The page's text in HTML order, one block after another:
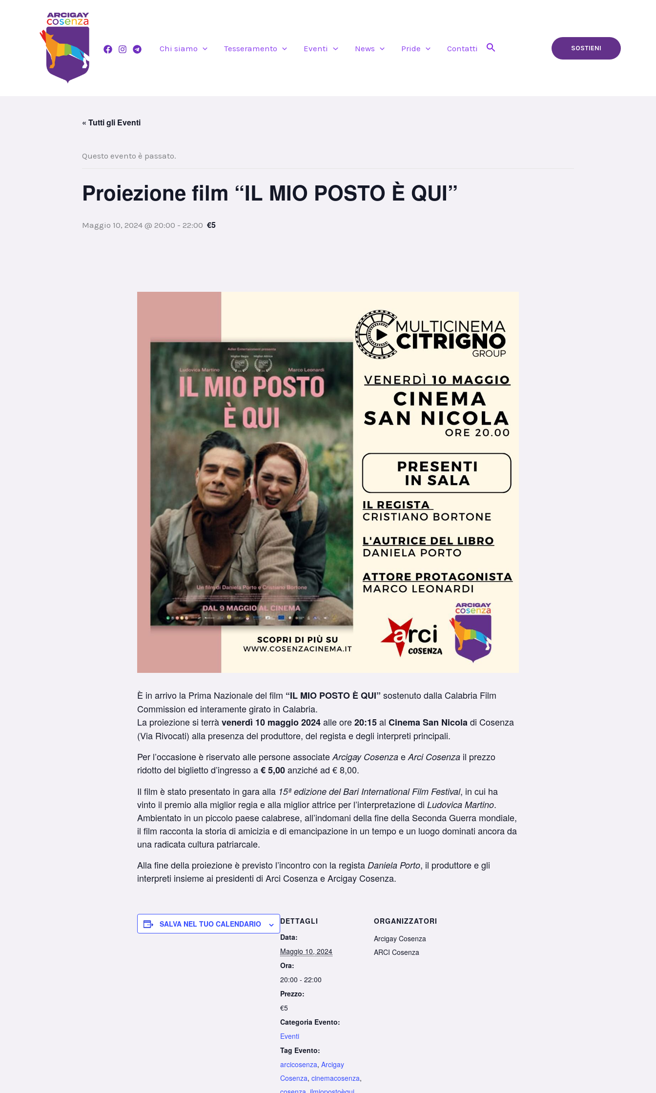
Chi siamo
Tesseramento Eventi News Pride Contatti SOSTIENI
« Tutti gli Eventi
Questo evento è passato.
Proiezione film “IL MIO POSTO È QUI”
Maggio 10, 2024 @ 20:00 - 22:00 €5
È in arrivo la Prima Nazionale del film “IL MIO POSTO È QUI” sostenuto dalla Calabria Film
Commission ed interamente girato in Calabria.
La proiezione si terràvenerdì 10 maggio 2024alle ore20:15alCinema San Nicoladi Cosenza
(Via Rivocati) alla presenza del produttore, del regista e degli interpreti principali.
Per l’occasione è riservato alle persone associateArcigay Cosenza eArci Cosenza il prezzo
ridotto del biglietto d’ingresso a€ 5,00anziché ad € 8,00.
Il film è stato presentato in gara alla 15ª edizione del Bari International Film Festival, in cui ha
vinto il premio alla miglior regia e alla miglior attrice per l’interpretazione diLudovica Martino.
Ambientato in un piccolo paese calabrese, all’indomani della fine della Seconda Guerra mondiale,
il film racconta la storia di amicizia e di emancipazione in un tempo e un luogo dominati ancora da
una radicata cultura patriarcale.
Alla fine della proiezione è previsto l’incontro con la registaDaniela Porto, il produttore e gli
interpreti insieme ai presidenti di Arci Cosenza e Arcigay Cosenza.
SALVA NEL TUO CALENDARIO
DETTAGLI
Data:
Maggio 10, 2024
Ora:
20:00 - 22:00
Prezzo:
€5
Categoria Evento:
Eventi
Tag Evento:
arcicosenza,Arcigay
Cosenza,cinemacosenza,
ORGANIZZATORI
Arcigay Cosenza
ARCI Cosenza